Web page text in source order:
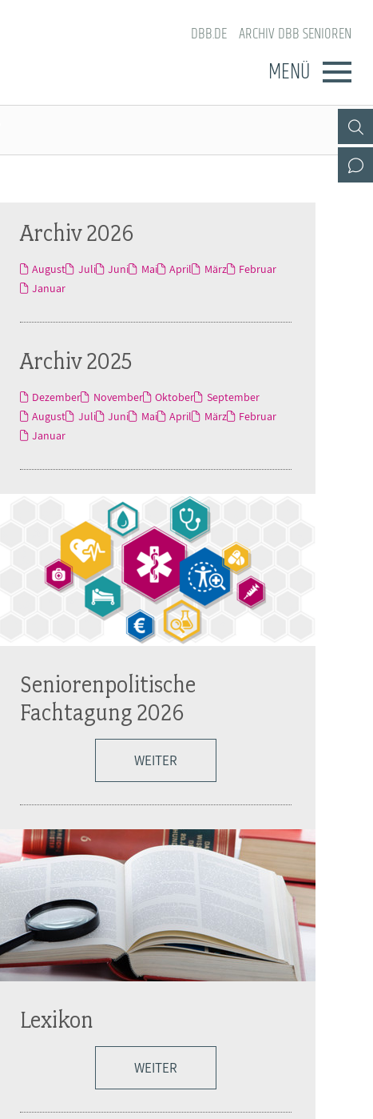
DBB.DE ARCHIV DBB SENIOREN
MENÜ
Archiv 2026
August Juli Juni Mai April März
Februar
Januar
Archiv 2025
Dezember November Oktober
September
August
Juli Juni Mai April März
Februar
Januar
Seniorenpolitische
Fachtagung 2026
WEITER
Lexikon
WEITER